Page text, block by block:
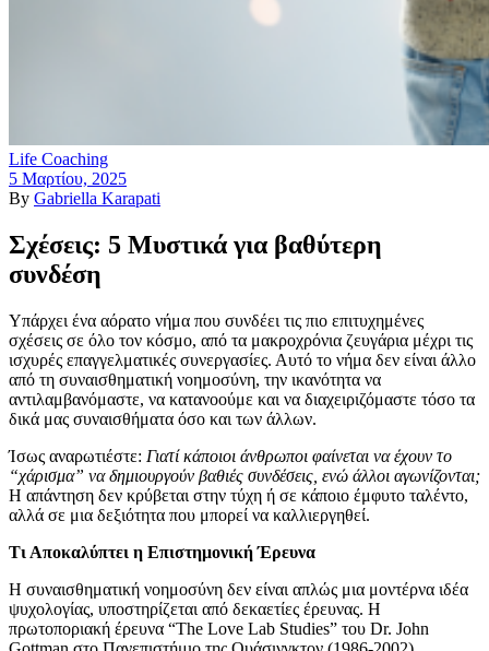
Life Coaching
5 Μαρτίου, 2025
By Gabriella Karapati
Σχέσεις: 5 Μυστικά για βαθύτερη
συνδέση
Υπάρχει ένα αόρατο νήμα που συνδέει τις πιο επιτυχημένες
σχέσεις σε όλο τον κόσμο, από τα μακροχρόνια ζευγάρια μέχρι τις
ισχυρές επαγγελματικές συνεργασίες. Αυτό το νήμα δεν είναι άλλο
από τη συναισθηματική νοημοσύνη, την ικανότητα να
αντιλαμβανόμαστε, να κατανοούμε και να διαχειριζόμαστε τόσο τα
δικά μας συναισθήματα όσο και των άλλων.
Ίσως αναρωτιέστε: Γιατί κάποιοι άνθρωποι φαίνεται να έχουν το
“χάρισμα” να δημιουργούν βαθιές συνδέσεις, ενώ άλλοι αγωνίζονται;
Η απάντηση δεν κρύβεται στην τύχη ή σε κάποιο έμφυτο ταλέντο,
αλλά σε μια δεξιότητα που μπορεί να καλλιεργηθεί.
Τι Αποκαλύπτει η Επιστημονική Έρευνα
Η συναισθηματική νοημοσύνη δεν είναι απλώς μια μοντέρνα ιδέα
ψυχολογίας, υποστηρίζεται από δεκαετίες έρευνας. Η
πρωτοποριακή έρευνα “The Love Lab Studies” του Dr. John